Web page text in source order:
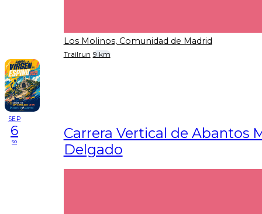
Los Molinos, Comunidad de Madrid
Trailrun 9 km
SEP
6
so
Carrera Vertical de Abantos
Delgado